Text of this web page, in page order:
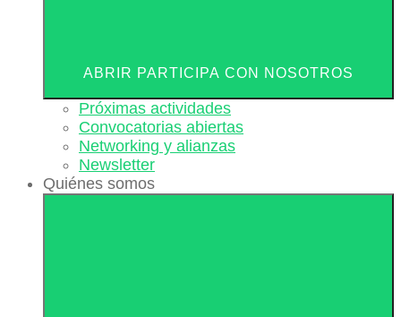
ABRIR PARTICIPA CON NOSOTROS
Próximas actividades
Convocatorias abiertas
Networking y alianzas
Newsletter
Quiénes somos